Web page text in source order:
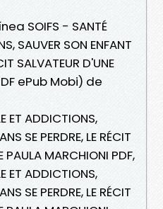
SOIFS - SANTÉ
SAUVER SON ENFANT
SALVATEUR D'UNE
ePub Mobi) de
ET ADDICTIONS,
SE PERDRE, LE RÉCIT
PAULA MARCHIONI PDF,
ET ADDICTIONS,
SE PERDRE, LE RÉCIT